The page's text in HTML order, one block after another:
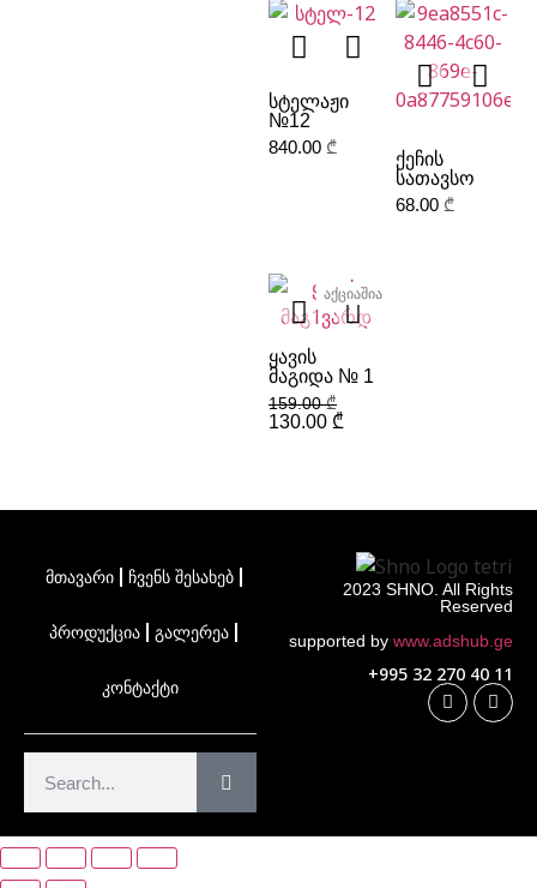
ᲡᲢᲔᲚᲐᲟᲘ
№12
840.00 ₾
ᲥᲔᲩᲘᲡ
ᲡᲐᲗᲐᲕᲡᲝ
68.00 ₾
აქციაშია
ᲧᲐᲕᲘᲡ
ᲛᲐᲒᲘᲓᲐ № 1
159.00₾
130.00 ₾
მთავარი ჩვენს შესახებ
პროდუქცია გალერეა
კონტაქტი
2023 SHNO. All Rights
Reserved
supported by www.adshub.ge
+995 32 270 40 11